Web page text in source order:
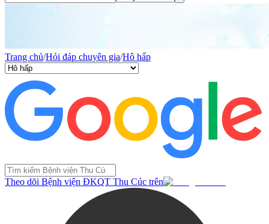
Trang chủ/Hỏi đáp chuyên gia/Hô hấp
Theo dõi Bệnh viện ĐKQT Thu Cúc trên